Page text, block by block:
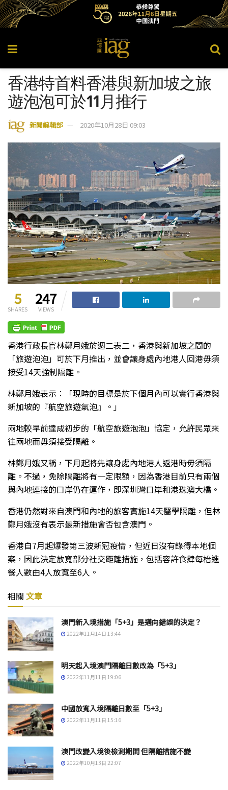
香港特首料香港與新加坡之旅
遊泡泡可於11月推行
新聞編輯部 2020年10月28日 09:03
5
SHARES
247
VIEWS
香港行政長官林鄭月娥於週二表二，香港與新加坡之間的
「旅遊泡泡」可於下月推出，並會讓身處內地港人回港毋須
接受14天強制隔離。
林鄭月娥表示︰「現時的目標是於下個月內可以實行香港與
新加坡的『航空旅遊氣泡』。」
兩地較早前達成初步的「航空旅遊泡泡」協定，允許民眾來
往兩地而毋須接受隔離。
林鄭月娥又稱，下月起將先讓身處內地港人返港時毋須隔
離。不過，免除隔離將有一定限額，因為香港目前只有兩個
與內地連接的口岸仍在運作，即深圳灣口岸和港珠澳大橋。
香港仍然對來自澳門和內地的旅客實施14天醫學隔離，但林
鄭月娥沒有表示最新措施會否包含澳門。
香港自7月起爆發第三波新冠疫情，但近日沒有錄得本地個
案，因此決定放寬部分社交距離措施，包括容許食肆每枱進
餐人數由4人放寬至6人。
相關 文章
澳門新入境措施「5+3」是邁向錯誤的決定？
2022年11月14日 13:44
明天起入境澳門隔離日數改為「5+3」
2022年11月11日 19:06
中國放寬入境隔離日數至「5+3」
2022年11月11日 15:16
澳門改變入境後檢測期間 但隔離措施不變
2022年10月13日 22:07